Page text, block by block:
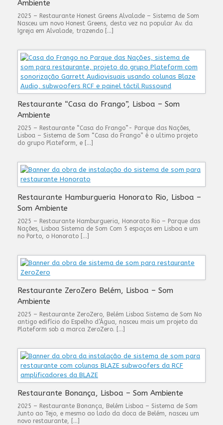
Ambiente
2025 – Restaurante Honest Greens Alvalade – Sistema de Som
Nasceu um novo Honest Greens, desta vez na popular Av. da
Igreja em Alvalade, trazendo […]
Restaurante “Casa do Frango”, Lisboa – Som
Ambiente
2025 – Restaurante “Casa do Frango”- Parque das Nações,
Lisboa – Sistema de Som “Casa do Frango” é o ultimo projeto
do grupo Plateform, e […]
Restaurante Hamburgueria Honorato Rio, Lisboa –
Som Ambiente
2025 – Restaurante Hamburgueria, Honorato Rio – Parque das
Nações, Lisboa Sistema de Som Com 5 espaços em Lisboa e um
no Porto, o Honorato […]
Restaurante ZeroZero Belém, Lisboa – Som
Ambiente
2025 – Restaurante ZeroZero, Belém Lisboa Sistema de Som No
antigo edifício do Espelho d’Água, nasceu mais um projeto da
Plateform sob a marca ZeroZero. […]
Restaurante Bonança, Lisboa – Som Ambiente
2025 – Restaurante Bonança, Belém Lisboa – Sistema de Som
Junto ao Tejo, e mesmo ao lado da doca de Belém, nasceu um
novo restaurante, […]